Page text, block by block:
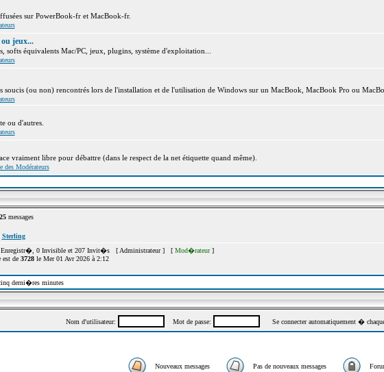
sur PowerBook-fr et MacBook-fr.
ou jeux...
softs équivalents Mac/PC, jeux, plugins, système d'exploitation...
soucis (ou non) rencontrés lors de l'installation et de l'utilisation de Windows sur un MacBook, MacBook Pro ou
ou d'autres.
vraiment libre pour débattre (dans le respect de la net étiquette quand même).
des Modérateurs
messages
Sterling
Enregistr�, 0 Invisible et 207 Invit�s [ Administrateur] [ Mod�rateur]
est de 3728le Mer 01 Avr 2026 à 2:12
derni�res minutes
Nom d'utilisateur: Mot de passe: Se connecter automatiquement �
Nouveaux messages Pas de nouveaux messages